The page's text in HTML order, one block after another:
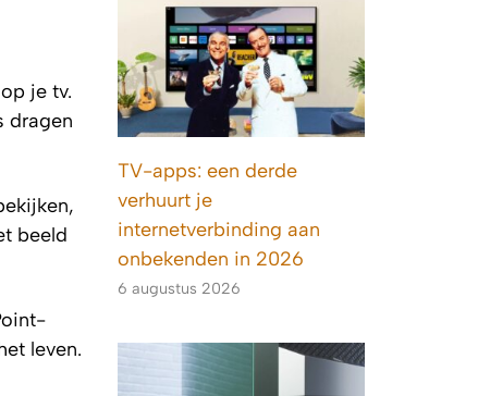
je tv.
dragen
beeld
leven.
TV-apps: een derde
verhuurt je
internetverbinding aan
onbekenden in 2026
6 augustus 2026